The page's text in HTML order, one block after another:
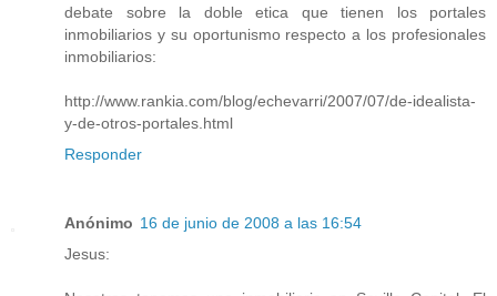
debate sobre la doble etica que tienen los portales
inmobiliarios y su oportunismo respecto a los profesionales
inmobiliarios:
http://www.rankia.com/blog/echevarri/2007/07/de-idealista-
y-de-otros-portales.html
Responder
Anónimo 16 de junio de 2008 a las 16:54
Jesus: